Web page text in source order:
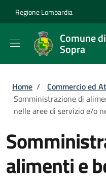
Regione Lombardia
Comune
Sopra
Briciole di
Home / Commercio ed
Somministrazione di
nelle aree di servizio e/o
alimenti e